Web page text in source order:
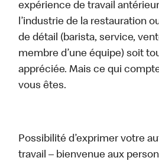
expérience de travail
l’industrie de la restauration
de détail (barista, service,
membre d’une équipe) soit
appréciée. Mais ce qui
vous êtes.
Possibilité d’exprimer votre
travail – bienvenue aux